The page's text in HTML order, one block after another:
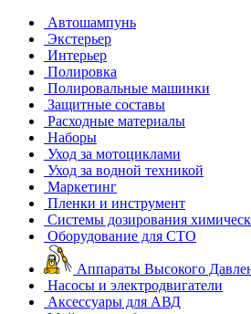
Автошампунь
Экстерьер
Интерьер
Полировка
Полировальные машинки
Защитные составы
Расходные материалы
Наборы
Уход за мотоциклами
Уход за водной техникой
Маркетинг
Пленки и инструмент
Системы дозирования
Оборудование для СТО
Аппараты Высокого
Насосы и электродвигатели
Аксессуары для АВД